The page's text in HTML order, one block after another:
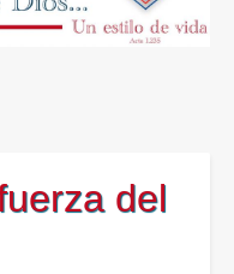
del